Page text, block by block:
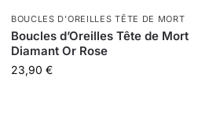
BOUCLES D'OREILLES TÊTE DE MORT
Boucles d’Oreilles Tête de Mort
Diamant Or Rose
23,90 €